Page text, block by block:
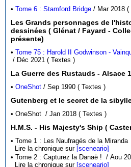
•Tome 6 : Stamford Bridge
Les Grands personnages de
dessinées ( Glénat / Fayard - Collection Le monde
présente)
•Tome 75 : Harold II Godwinson -
/ Déc 2021 ( Textes )
•OneShot / Sep 1990 ( Textes )
Gutenberg et le secret de la
• OneShot / Jan 2018 ( Textes )
H.M.S. - His Majesty's Ship (
Lire la chronique sur [sceneario]
Lire la chronique sur [sceneario]